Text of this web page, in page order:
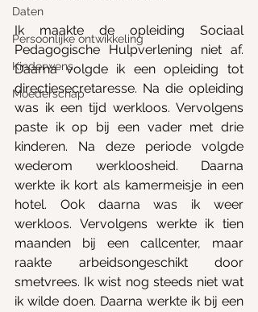
Daten
Persoonlijke ontwikkeling
Kinderwens
Moederschap
Ik maakte de opleiding Sociaal
Pedagogische Hulpverlening niet af.
Daarna volgde ik een opleiding tot
directiesecretaresse. Na die opleiding
was ik een tijd werkloos. Vervolgens
paste ik op bij een vader met drie
kinderen. Na deze periode volgde
wederom werkloosheid. Daarna
werkte ik kort als kamermeisje in een
hotel. Ook daarna was ik weer
werkloos. Vervolgens werkte ik tien
maanden bij een callcenter, maar
raakte arbeidsongeschikt door
smetvrees. Ik wist nog steeds niet wat
ik wilde doen. Daarna werkte ik bij een